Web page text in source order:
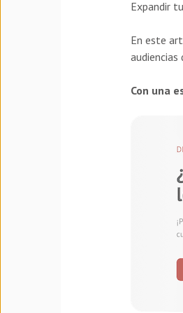
Expandir
En este
audiencias
Con una